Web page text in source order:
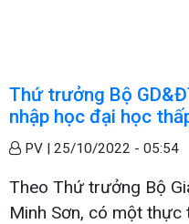
Thứ trưởng Bộ
nhập học đại học
PV | 25/10/2022 - 05:54
Theo Thứ trưởng Bộ
Minh Sơn, có một